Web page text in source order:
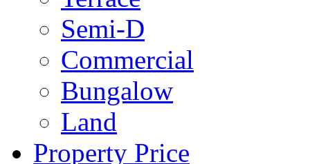
Semi-D
Commercial
Bungalow
Land
Property Price